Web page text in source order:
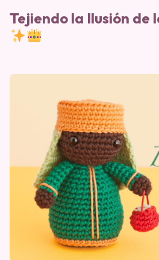
Tejiendo la Ilusión de